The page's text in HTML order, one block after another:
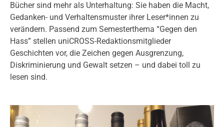
Bücher sind mehr als Unterhaltung: Sie haben die Macht,
Gedanken- und Verhaltensmuster ihrer Leser*innen zu
verändern. Passend zum Semesterthema “Gegen den
Hass” stellen uniCROSS-Redaktionsmitglieder
Geschichten vor, die Zeichen gegen Ausgrenzung,
Diskriminierung und Gewalt setzen – und dabei toll zu
lesen sind.